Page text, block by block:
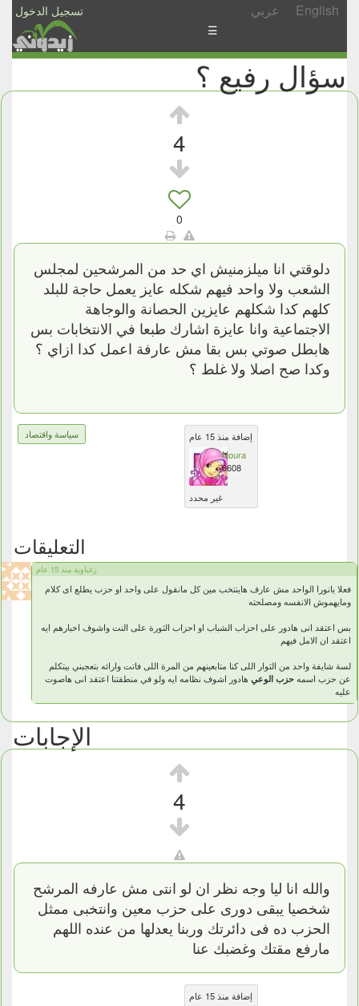
تسجيل الدخول عربي English
الأخبار
الأسئلة
☰
سؤال رفيع ؟
4
0
دلوقتي انا ميلزمنيش اي حد من المرشحين لمجلس
الشعب ولا واحد فيهم شكله عايز يعمل حاجة للبلد
كلهم كدا شكلهم عايزين الحصانة والوجاهة
الاجتماعية وانا عايزة اشارك طبعا في الانتخابات بس
هابطل صوتي بس بقا مش عارفة اعمل كدا ازاي ؟
وكدا صح اصلا ولا غلط ؟
سياسة واقتصاد
إضافة منذ 15 عام
Noura
6608
غير محدد
التعليقات
زغباوية منذ 15 عام
فعلا يانورا الواحد مش عارف هاينتخب مين كل مانقول على واحد او حزب يطلع اى كلام
ومايهموش الانفسه ومصلحته
بس اعتقد انى هادور على احزاب الشباب او احزاب الثورة على النت واشوف اخبارهم ايه
اعتقد ان الامل فيهم
لسة شايفة واحد من الثوار اللى كنا متابعينهم من المرة اللى فاتت وارائه بتعجبني بيتكلم
عن حزب اسمهحزب الوعيهادور اشوف نظامه ايه ولو في منطقتنا اعتقد انى هاصوت
عليه
الإجابات
4
والله انا ليا وجه نظر ان لو انتى مش عارفه المرشح
شخصيا يبقى دورى على حزب معين وانتخبى ممثل
الحزب ده فى دائرتك وربنا يعدلها من عنده اللهم
مارفع مقتك وغضبك عنا
إضافة منذ 15 عام